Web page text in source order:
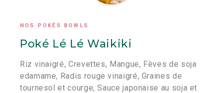
NOS POKÉS BOWLS
Poké Lé Lé Waikiki
Riz vinaigré, Crevettes, Mangue, Fèves de soja
edamame, Radis rouge vinaigré, Graines de
tournesol et courge, Sauce japonaise au soja et